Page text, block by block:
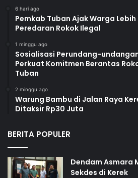
6 hari ago
Pemkab Tuban Ajak Warga
Peredaran Rokok Ilegal
1 minggu ago
Sosialisasi Perundang-
Perkuat Komitmen Berantas
Tuban
2 minggu ago
Warung Bambu di Jalan Raya
Ditaksir Rp30 Juta
BERITA POPULER
Dendam Asmara
Sekdes di Kerek